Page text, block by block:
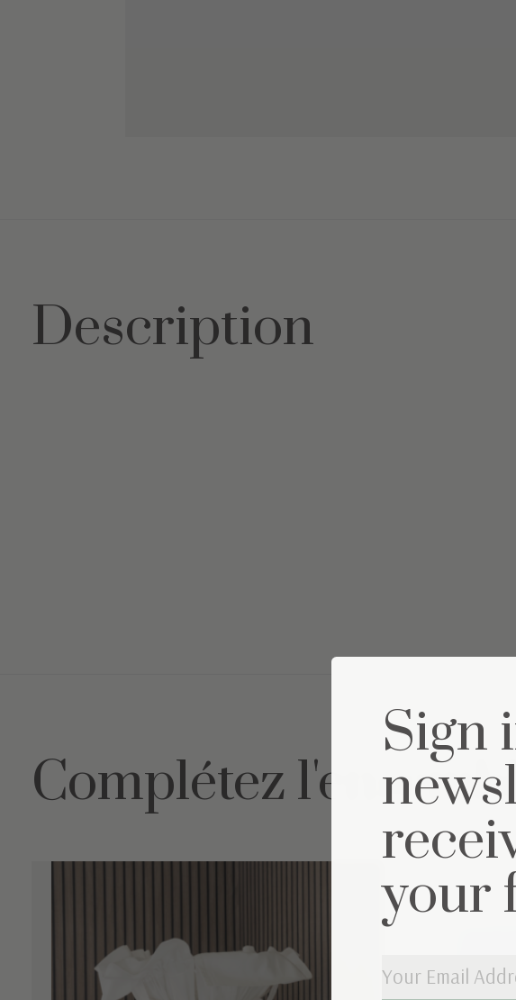
Description
Complétez
Sign
your